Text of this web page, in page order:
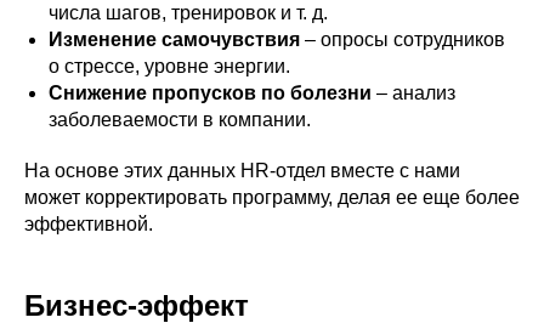
числа шагов, тренировок и т. д.
Изменение самочувствия – опросы сотрудников
о стрессе, уровне энергии.
Снижение пропусков по болезни – анализ
заболеваемости в компании.
На основе этих данных HR-отдел вместе с нами
может корректировать программу, делая ее еще более
эффективной.
Бизнес-эффект